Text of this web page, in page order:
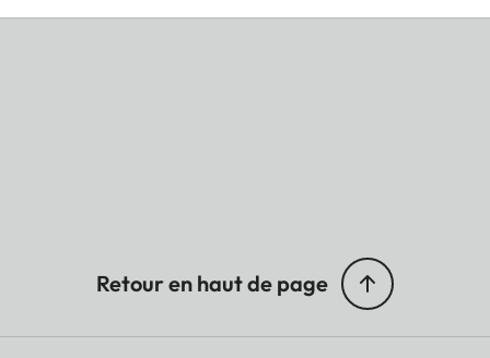
Retour en haut de page